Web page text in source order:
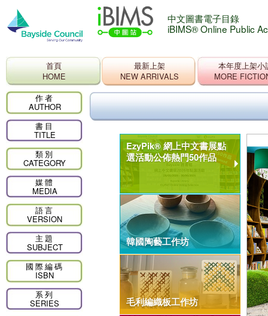
中文圖書電子目錄
iBIMS® Online Public
首頁
HOME
最新上架
NEW ARRIVALS
本年度上架小
MORE
EzyPik® 網上中文書展點
選活動公佈熱門50作品
韓國陶藝工作坊
毛利編織板工作坊
作者
AUTHOR
書目
TITLE
類別
CATEGORY
媒體
MEDIA
語言
VERSION
主題
SUBJECT
國際編碼
ISBN
系列
SERIES